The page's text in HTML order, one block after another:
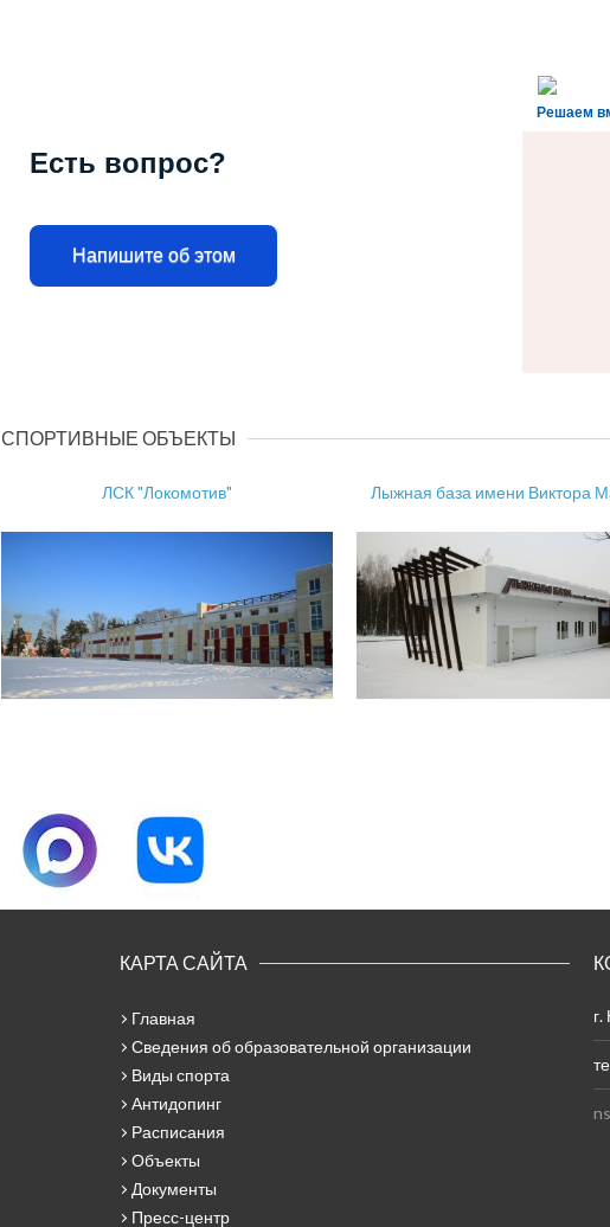
Решаем
Есть вопрос?
Напишите об этом
СПОРТИВНЫЕ ОБЪЕКТЫ
ЛСК "Локомотив" Лыжная база имени Виктора
КАРТА САЙТА
Главная
Сведения об образовательной организации
Виды спорта
Антидопинг
Расписания
Объекты
Документы
Пресс-центр